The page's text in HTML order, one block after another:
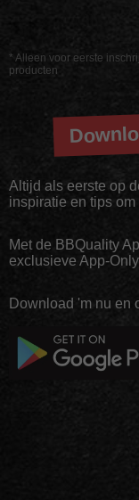
* Alleen voor eerste
producten
Altijd als eerste op
inspiratie en tips
Met de BBQuality
exclusieve App-
Download 'm nu en